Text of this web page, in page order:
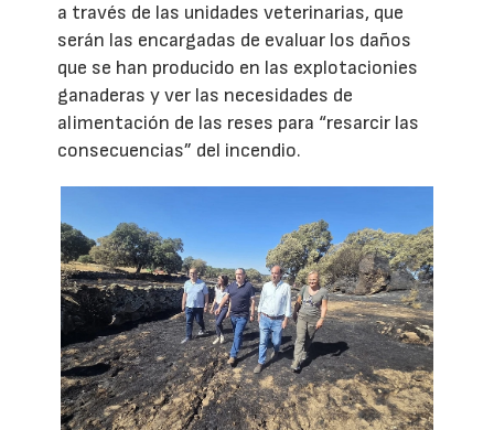
a través de las unidades veterinarias, que
serán las encargadas de evaluar los daños
que se han producido en las explotacionies
ganaderas y ver las necesidades de
alimentación de las reses para “resarcir las
consecuencias” del incendio.